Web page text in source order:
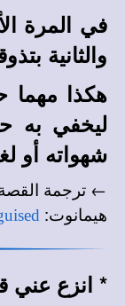
في المرة
والثانية
هكذا مهما
ليخفي به
شهواته أو
← ترجمة القصة
هيمانوت:
* انزع عني